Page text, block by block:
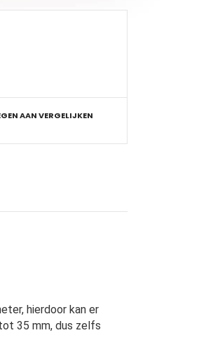
AAN VERGELIJKEN
hierdoor kan er
35 mm, dus zelfs